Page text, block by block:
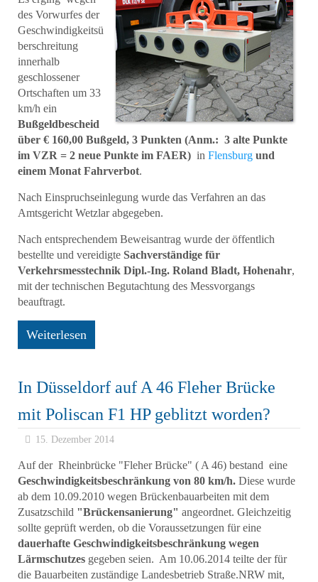
des Vorwurfes der
Geschwindigkeitsü
berschreitung
innerhalb
geschlossener
Ortschaften um 33
km/h ein
Bußgeldbescheid
über € 160,00 Bußgeld, 3 Punkten (Anm.: 3 alte Punkte
im VZR = 2 neue Punkte im FAER) in Flensburg und
einem Monat Fahrverbot.
Nach Einspruchseinlegung wurde das Verfahren an das
Amtsgericht Wetzlar abgegeben.
Nach entsprechendem Beweisantrag wurde der öffentlich
bestellte und vereidigte Sachverständige für
Verkehrsmesstechnik Dipl.-Ing. Roland Bladt, Hohenahr,
mit der technischen Begutachtung des Messvorgangs
beauftragt.
Weiterlesen
In Düsseldorf auf A 46 Fleher Brücke
mit Poliscan F1 HP geblitzt worden?
15. Dezember 2014
Auf der Rheinbrücke "Fleher Brücke" ( A 46) bestand eine
Geschwindigkeitsbeschränkung von 80 km/h. Diese wurde
ab dem 10.09.2010 wegen Brückenbauarbeiten mit dem
Zusatzschild "Brückensanierung" angeordnet. Gleichzeitig
sollte geprüft werden, ob die Voraussetzungen für eine
dauerhafte Geschwindigkeitsbeschränkung wegen
Lärmschutzes gegeben seien. Am 10.06.2014 teilte der für
die Bauarbeiten zuständige Landesbetrieb Straße.NRW mit,